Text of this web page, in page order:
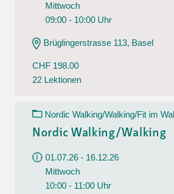
Mittwoch
09:00 - 10:00 Uhr
Brüglingerstrasse 113, Basel
CHF 198.00
22 Lektionen
Nordic Walking/Walking/Fit im
Nordic Walking/Walking
01.07.26 - 16.12.26
Mittwoch
10:00 - 11:00 Uhr